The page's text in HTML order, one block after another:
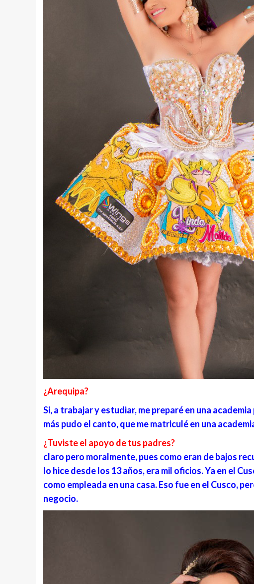
¿Arequipa?
Si, a trabajar y estudiar, me preparé en una
más pudo el canto, que me matriculé en una
¿Tuviste el apoyo de tus padres?
claro pero moralmente, pues como eran de bajos
lo hice desde los 13 años, era mil oficios. Ya en el
como empleada en una casa. Eso fue en el Cusco,
negocio.